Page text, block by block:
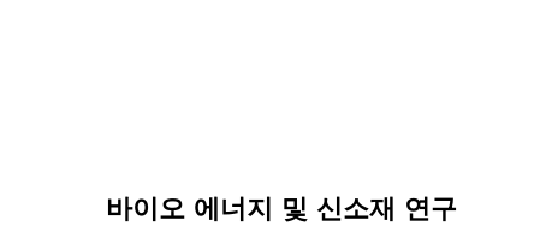
바이오 에너지 및 신소재 연구